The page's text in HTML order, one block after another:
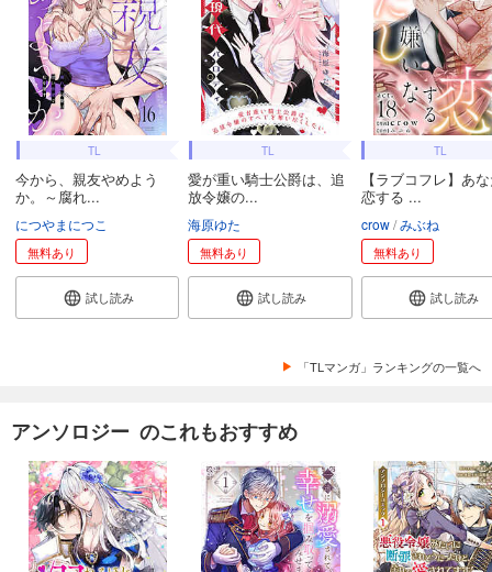
TL
今から、親友やめよう
か。～腐れ...
につやまにつこ
無料あり
試し読み
TL
愛が重い騎士公爵は、追
放令嬢の...
海原ゆた
無料あり
試し読み
TL
【ラブコフレ】あ
恋する ...
crow みぶね
無料あり
試し読み
「TLマンガ」ランキングの一覧へ
アンソロジー のこれもおすすめ